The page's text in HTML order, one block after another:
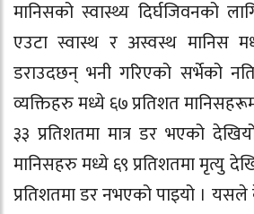
मानिसको स्वास्थ्य दिर्घजिवनको
एउटा स्वास्थ र अस्वस्थ मानिस
डराउदछन् भनी गरिएको सर्भेको
व्यक्तिहरु मध्ये ६७ प्रतिशत
३३ प्रतिशतमा मात्र डर भएको
मानिसहरु मध्ये ६९ प्रतिशतमा मृत्यु
प्रतिशतमा डर नभएको पाइयो ।